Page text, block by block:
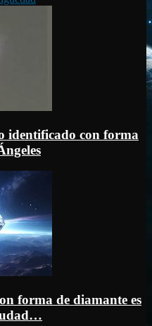
identificado con forma
forma de diamante es